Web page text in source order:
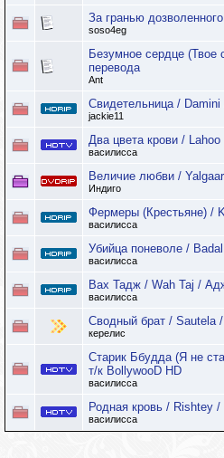
За гранью
soso4eg
Безумное сердце
перевода
Ant
Свидетельница /
jackie11
Два цвета крови /
василисса
Величие любви /
Индиго
Фермеры (Крестьяне) /
василисса
Убийца поневоле /
василисса
Вах Тадж / Wah Taj /
василисса
Сводный брат / Sautela
керелис
Старик Ббудда (Я не
т/к BollywooD HD
василисса
Родная кровь / Rishtey
василисса